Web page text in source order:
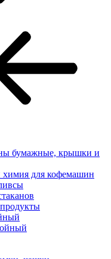
бумажные, крышки и
химия для кофемашин